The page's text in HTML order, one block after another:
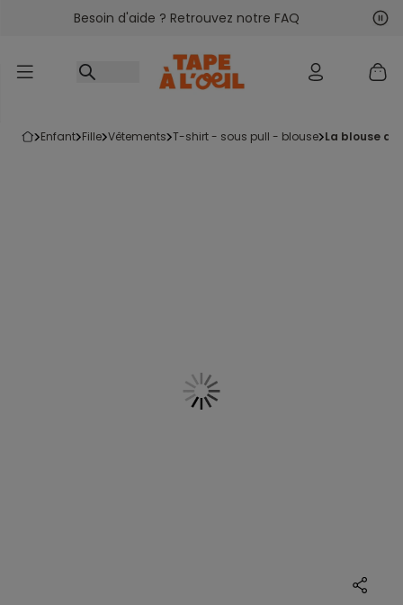
Accéder au contenu
Besoin d'aide ? Retrouvez notre FAQ
enfant fille vêtements t-shirt - sous pull - blouse la blouse